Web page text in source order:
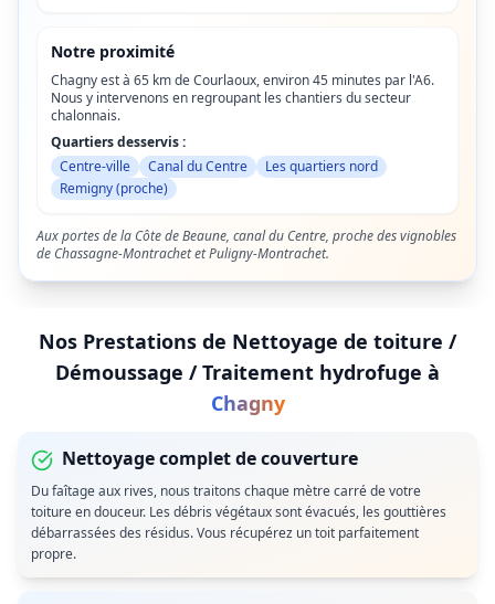
Notre proximité
Chagny est à 65 km de Courlaoux, environ 45 minutes par l'A6.
Nous y intervenons en regroupant les chantiers du secteur
chalonnais.
Quartiers desservis :
Centre-ville
Canal du Centre
Les quartiers nord
Remigny (proche)
Aux portes de la Côte de Beaune, canal du Centre, proche des vignobles
de Chassagne-Montrachet et Puligny-Montrachet.
Nos Prestations de Nettoyage de toiture /
Démoussage / Traitement hydrofuge à
Chagny
Nettoyage complet de couverture
Du faîtage aux rives, nous traitons chaque mètre carré de votre
toiture en douceur. Les débris végétaux sont évacués, les gouttières
débarrassées des résidus. Vous récupérez un toit parfaitement
propre.